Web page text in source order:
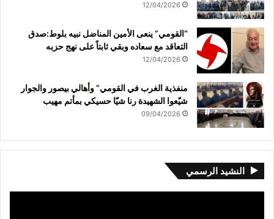
12/04/2026
“القومي” ينعى الأمين المناضل نبيه بلوط:صدق
التعاقد مع سعاده وبقي ثابتاً على نهج حزبه
12/04/2026
منفذية الغرب في القومي” وأهالي بيصور والجوار
شيّعوا الشهيدة رنا شيّا حسيكي بمأتم مهيب
09/04/2026
النشيد الرسمي